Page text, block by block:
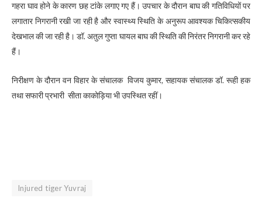
गहरा घाव होने के कारण छह टांके लगाए गए हैं। उपचार के दौरान बाघ की गतिविधियों पर
लगातार निगरानी रखी जा रही है और स्वास्थ्य स्थिति के अनुरूप आवश्यक चिकित्सकीय
देखभाल की जा रही है। डॉ. अतुल गुप्ता घायल बाघ की स्थिति की निरंतर निगरानी कर रहे
हैं।
निरीक्षण के दौरान वन विहार के संचालक विजय कुमार, सहायक संचालक डॉ. रूही हक
तथा सफारी प्रभारी सीता काकोड़िया भी उपस्थित रहीं।
Injured tiger Yuvraj